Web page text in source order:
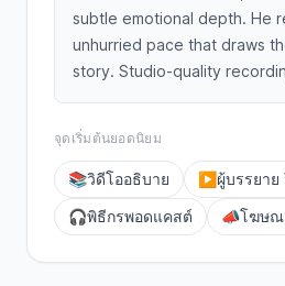
subtle emotional depth. He
unhurried pace that draws
story. Studio-quality
จุดเริ่มต้นยอดนิยม
📚วิดีโออธิบาย ▶️ ผู้บรรยาย
🎧พิธีกรพอดแคสต์ 📣โฆษณ